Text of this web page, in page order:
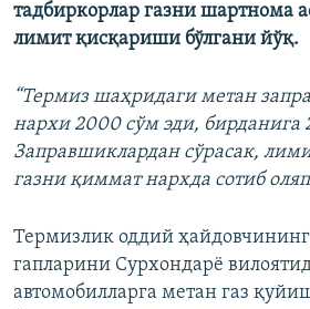
тадбиркорлар газни шартнома
лимит қисқариши бўлгани йўқ.
“Термиз шаҳридаги метан
нархи 2000 сўм эди, бирданига
Заправшиклардан сўрасак,
газни қиммат нархда сотиб
Термизлик оддий ҳайдовчининг
гапларини Сурхондарё
автомобилларга метан газ